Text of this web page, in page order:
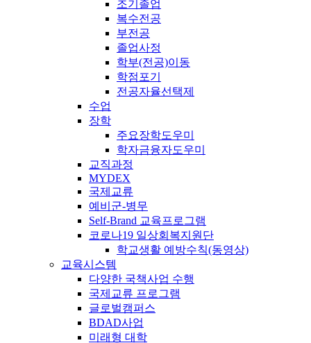
조기졸업
복수전공
부전공
졸업사정
학부(전공)이동
학점포기
전공자율선택제
수업
장학
주요장학도우미
학자금융자도우미
교직과정
MYDEX
국제교류
예비군-병무
Self-Brand 교육프로그램
코로나19 일상회복지원단
학교생활 예방수칙(동영상)
교육시스템
다양한 국책사업 수행
국제교류 프로그램
글로벌캠퍼스
BDAD사업
미래형 대학